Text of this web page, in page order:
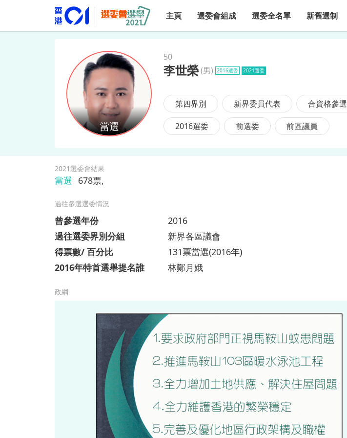
主頁 選委會組成 選委全名單 新舊選制
李世榮
50
李世榮(男) 2016選委 2021選委
第四界別 新界委員代表 合資格參選
2016選委 前選委 前區議員
2021選委會結果
當選 678票,
過往參選選委情況
曾參選年份
2016
過往選委界別分組
新界各區議會
得票數/ 百分比
131票當選(2016年)
2016年特首選舉提名誰
林鄭月娥
政綱